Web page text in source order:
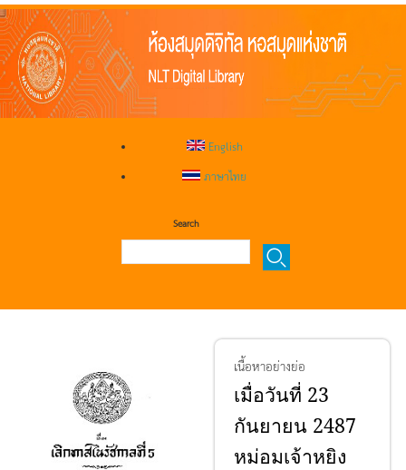
English
ภาษาไทย
Search
เนื้อหาอย่างย่อ
เมื่อวันที่ 23
กันยายน 2487
หม่อมเจ้าหยิง